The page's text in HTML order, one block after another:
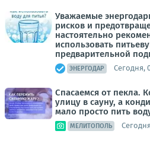
Уважаемые
рисков и
настоятельно
использовать
предварительной
ЭНЕРГОДАР Сегодня,
Спасаемся от пекла.
улицу в сауну, а
мало просто пить
МЕЛИТОПОЛЬ